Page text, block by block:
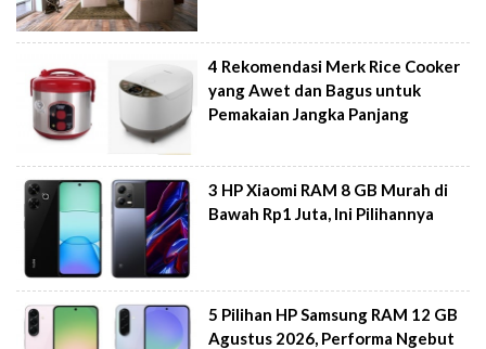
4 Rekomendasi Merk Rice Cooker
yang Awet dan Bagus untuk
Pemakaian Jangka Panjang
3 HP Xiaomi RAM 8 GB Murah di
Bawah Rp1 Juta, Ini Pilihannya
5 Pilihan HP Samsung RAM 12 GB
Agustus 2026, Performa Ngebut